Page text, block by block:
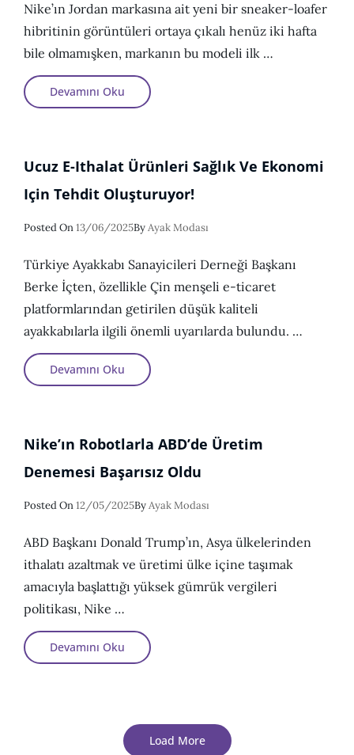
Nike’ın Jordan markasına ait yeni bir sneaker-loafer
hibritinin görüntüleri ortaya çıkalı henüz iki hafta
bile olmamışken, markanın bu modeli ilk …
Devamını Oku Nike
Günlük
Ayakkabı
Ucuz E-Ithalat Ürünleri Sağlık Ve Ekonomi
Için Tehdit Oluşturuyor!
Posted OnPosted
13/06/2025ByAyak Modası
Türkiye Ayakkabı Sanayicileri Derneği Başkanı
Berke İçten, özellikle Çin menşeli e-ticaret
platformlarından getirilen düşük kaliteli
ayakkabılarla ilgili önemli uyarılarda bulundu. …
Devamını Oku Ucuz
Ithalat
Ekonomi
Için
Oluşturuyor!
Nike’ın Robotlarla ABD’de Üretim
Denemesi Başarısız Oldu
Posted OnPosted
12/05/2025ByAyak Modası
ABD Başkanı Donald Trump’ın, Asya ülkelerinden
ithalatı azaltmak ve üretimi ülke içine taşımak
amacıyla başlattığı yüksek gümrük vergileri
politikası, Nike …
Devamını Oku Nike’ın
Robotlarla
ABD’de
Load More